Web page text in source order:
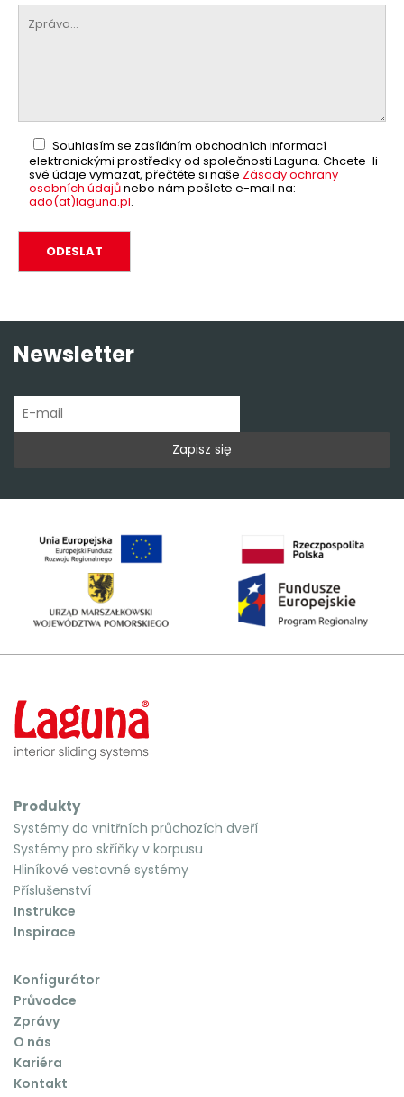
Souhlasím se zasíláním obchodních informací
elektronickými prostředky od společnosti Laguna. Chcete-li
své údaje vymazat, přečtěte si naše Zásady ochrany
osobních údajůnebo nám pošlete e-mail na:
ado(at)laguna.pl.
Newsletter
Produkty
Systémy do vnitřních průchozích dveří
Systémy pro skříňky v korpusu
Hliníkové vestavné systémy
Příslušenství
Instrukce
Inspirace
Konfigurátor
Průvodce
Zprávy
O nás
Kariéra
Kontakt